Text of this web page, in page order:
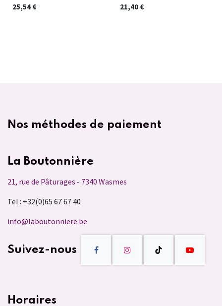
25,54 € 21,40€
Nos méthodes de paiement
La Boutonnière
21, rue de Pâturages - 7340 Wasmes
Tel : +32(0)65 67 67 40
info@laboutonniere.be
Suivez-nous
Horaires